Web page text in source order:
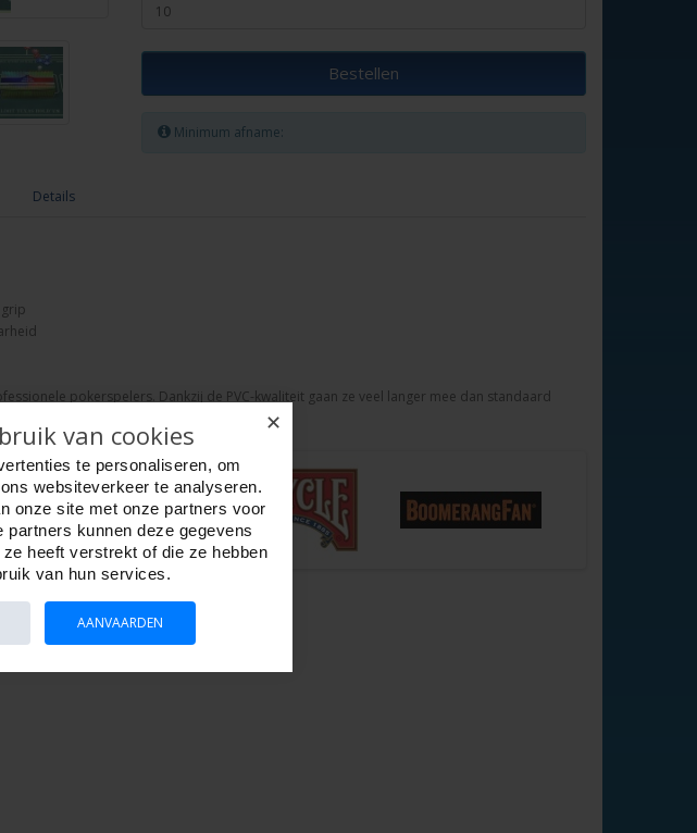
Bestellen
Minimum afname:
Details
pokerspelers. Dankzij de PVC-kwaliteit gaan ze veel langer mee dan standaard
✕
van cookies
te personaliseren, om
websiteverkeer te analyseren.
onze site met onze partners voor
kunnen deze gegevens
heeft verstrekt of die ze hebben
van hun services.
AANVAARDEN